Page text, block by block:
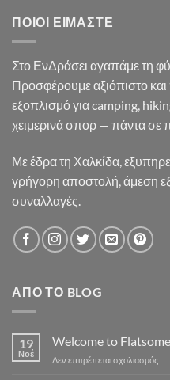
ΠΟΙΟΙ ΕΊΜΑΣΤΕ
Στο ΕνΔράσει αγαπάμε τη
Προσφέρουμε αξιόπιστο και
εξοπλισμό για camping,
χειμερινά σπορ — πάντα σε
Με έδρα τη Χαλκίδα,
γρήγορη αποστολή, άμεση
συναλλαγές.
ΑΠΌ ΤΟ BLOG
19
Νοέ
Welcome to Flatsome
Δεν επιτρέπεται σχολιασμόςστο